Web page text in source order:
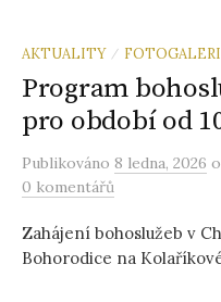
AKTUALITY /
Program
pro období od
Publikováno 8 ledna, 2026
0 komentářů
Zahájení bohoslužeb v
Bohorodice na